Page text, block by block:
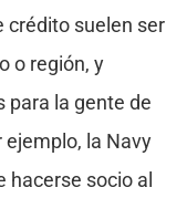
crédito suelen ser
o región, y
para la gente de
ejemplo, la Navy
hacerse socio al